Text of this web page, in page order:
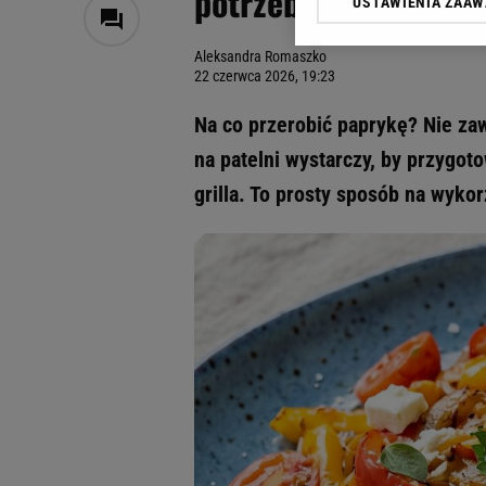
Aleksandra Romaszko
22 czerwca 2026, 19:23
Na co przerobić paprykę? Nie
na patelni wystarczy, by
grilla. To prosty sposób na
Klikając „Akceptuję”
dotyczące plików
odnośnik „Ustawienia
My, nasi Zaufani
Użycie dokładnych
Przechowywanie